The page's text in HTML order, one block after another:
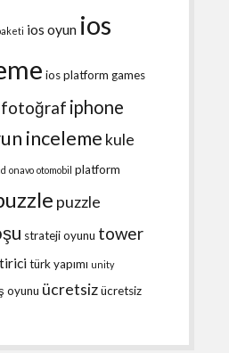
ios oyun ios
ios platform games
fotoğraf iphone
inceleme kule
onavo otomobil platform
puzzle
strateji oyunu tower
türk yapımı unity
oyunu ücretsizücretsiz